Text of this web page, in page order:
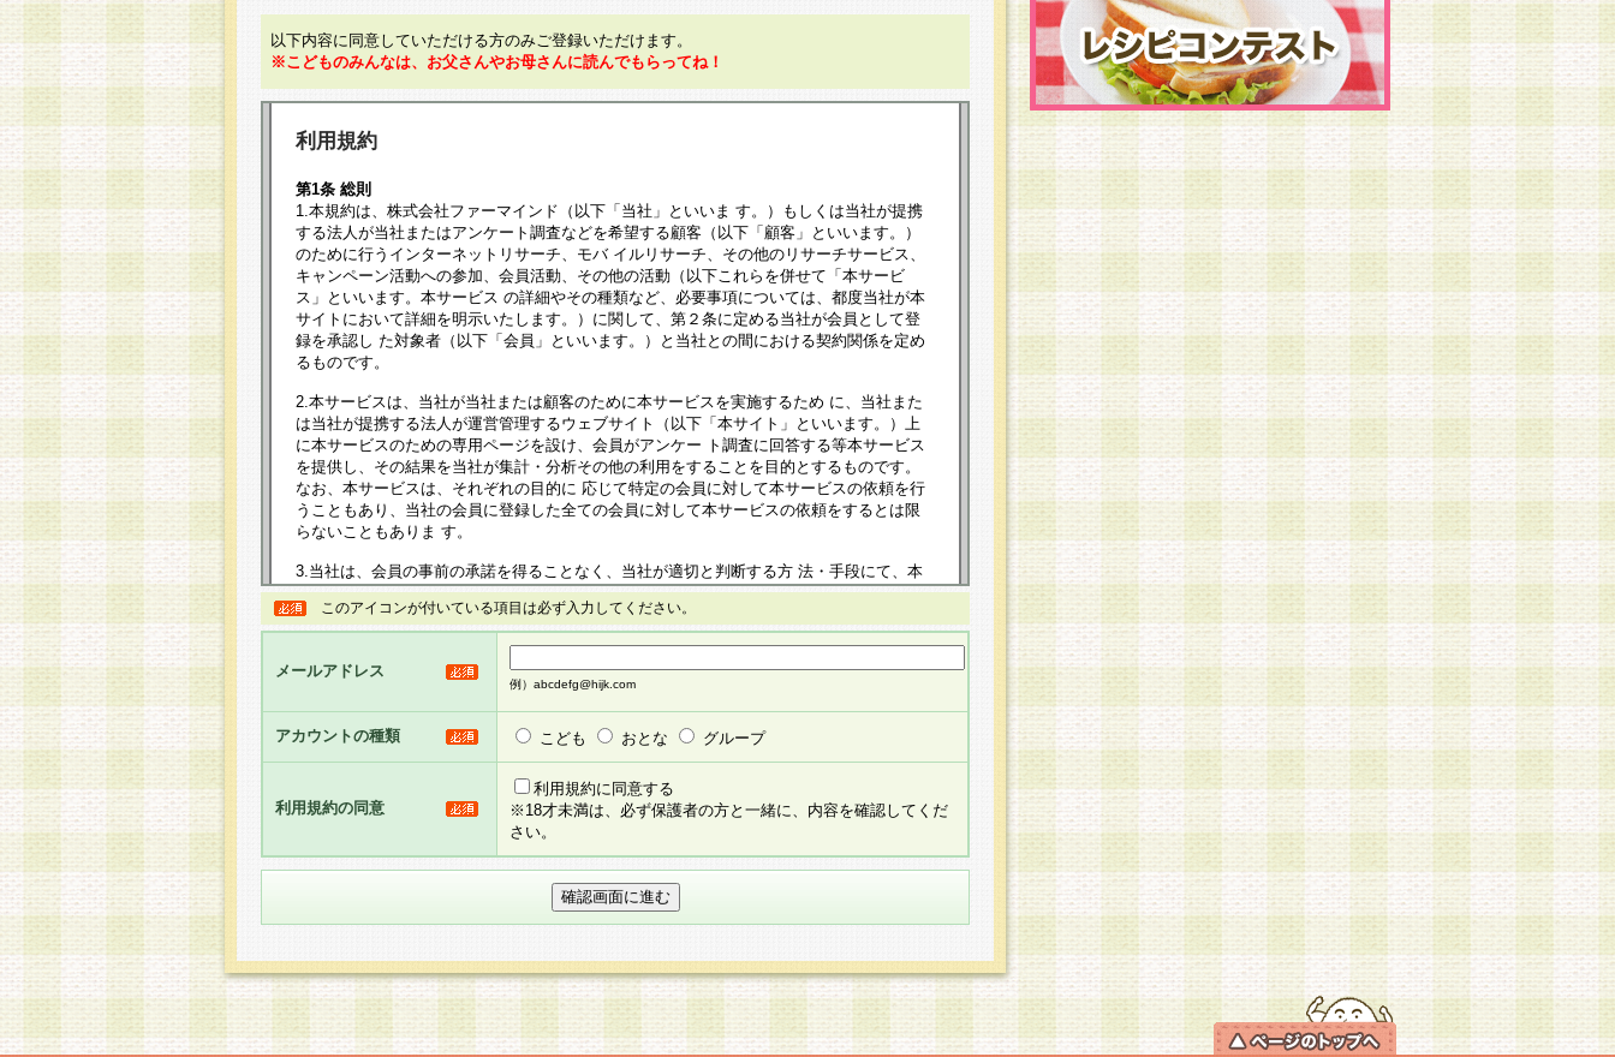
以下内容に同意していただける方のみご登録いただけます。
※こどものみんなは、お父さんやお母さんに読んでもらってね！
利用規約
第1条 総則
1.本規約は、株式会社ファーマインド（以下「当社」といいま す。）もしくは当社が提携
する法人が当社またはアンケート調査などを希望する顧客（以下「顧客」といいます。）
のために行うインターネットリサーチ、モバ イルリサーチ、その他のリサーチサービス、
キャンペーン活動への参加、会員活動、その他の活動（以下これらを併せて「本サービ
ス」といいます。本サービス の詳細やその種類など、必要事項については、都度当社が本
サイトにおいて詳細を明示いたします。）に関して、第２条に定める当社が会員として登
録を承認し た対象者（以下「会員」といいます。）と当社との間における契約関係を定め
るものです。
2.本サービスは、当社が当社または顧客のために本サービスを実施するため に、当社また
は当社が提携する法人が運営管理するウェブサイト（以下「本サイト」といいます。）上
に本サービスのための専用ページを設け、会員がアンケー ト調査に回答する等本サービス
を提供し、その結果を当社が集計・分析その他の利用をすることを目的とするものです。
なお、本サービスは、それぞれの目的に 応じて特定の会員に対して本サービスの依頼を行
うこともあり、当社の会員に登録した全ての会員に対して本サービスの依頼をするとは限
らないこともありま す。
3.当社は、会員の事前の承諾を得ることなく、当社が適切と判断する方 法・手段にて、本
規約を任意に制定、変更または修正することができるものとします。改定後の本規約等
は、本規約においては本サイトに掲示したときに、その 他の諸規定については、会員に対
して告知の案内を配信または本サイトに掲示したときのいずれか早い時期をもってその効
るものとします。
5.当社がお聞きする個人情報は、すべて会員登録希望者の自由な意思で提 供いただいたも
のと考えております。従って、会員登録希望者が自らの個人情報の提供を希望されない場
合には、当社はその個人情報をお預かりいたしません が、提供されないことによって、当
社の取扱商品やサービス等をご利用いただけない場合がありますことを予めご了承くださ
い。
6.当社は、お客様から当社が保有している個人情報の開示・訂正・追加・ 利用停止等を求
められた場合には、ご本人様であることが当社にて確認できた場合に限り、法令に準拠し
せ先となります。
第2条 会員の資格
1.会員とは、本規約等を承諾のうえ、当社所定の登録手続きを全て完了し、当社が承認した
このアイコンが付いている項目は必ず入力してください。
メールアドレス
例）abcdefg@hijk.com
アカウントの種類 こども おとな グループ
利用規約の同意
利用規約に同意する
※18才未満は、必ず保護者の方と一緒に、内容を確認してくだ
さい。